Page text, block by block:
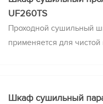
UF260TS
Проходной сушильный
применяется для
комнатами и
Шкаф сушильный